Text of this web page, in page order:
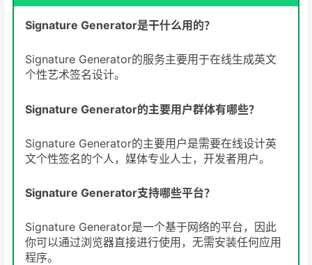
Signature Generator是干什么用的？
Signature Generator的服务主要用于在线生成英文
个性艺术签名设计。
Signature Generator的主要用户群体有哪些？
Signature Generator的主要用户是需要在线设计英
文个性签名的个人，媒体专业人士，开发者用户。
Signature Generator支持哪些平台？
Signature Generator是一个基于网络的平台，因此
你可以通过浏览器直接进行使用，无需安装任何应用
程序。